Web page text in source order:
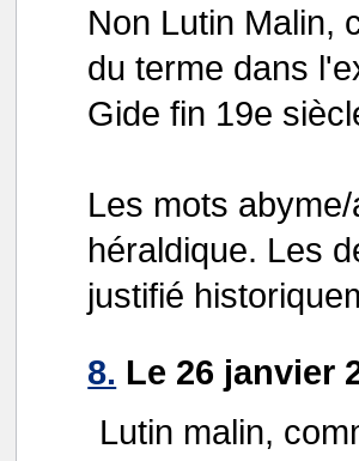
Non Lutin Malin,
du terme dans
Gide fin 19e
Les mots
héraldique. Les
justifié
8. Le 26 janvier
Lutin malin,